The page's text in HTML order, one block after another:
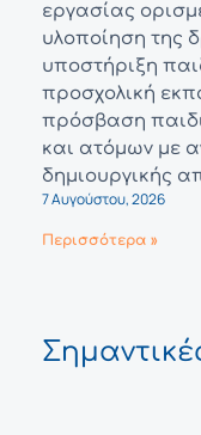
εργασίας
υλοποίηση της
υποστήριξη
προσχολική
πρόσβαση
και ατόμων με
δημιουργικής
7 Αυγούστου, 2026
Περισσότερα »